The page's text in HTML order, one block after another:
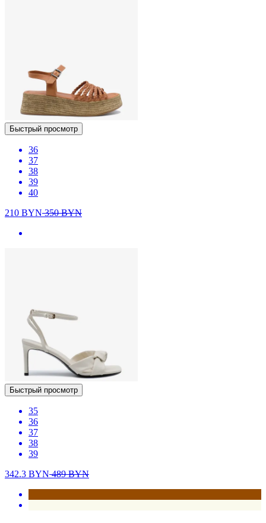
Быстрый просмотр
36
37
38
39
40
210 BYN350BYN
Быстрый просмотр
35
36
37
38
39
342.3 BYN489BYN